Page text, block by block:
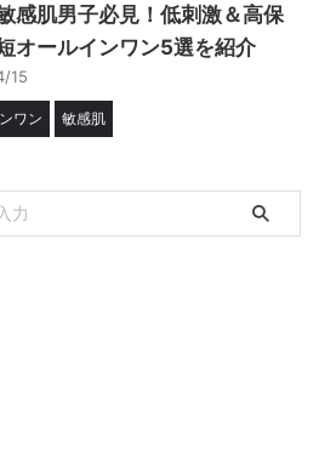
感肌男子必見！低刺激＆高保
オールインワン5選を紹介
15
ワン 敏感肌